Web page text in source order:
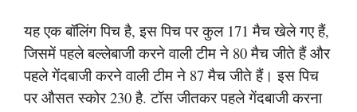
यह एक बॉलिंग पिच है, इस पिच पर कुल 171 मैच खेले गए हैं,
जिसमें पहले बल्लेबाजी करने वाली टीम ने 80 मैच जीते हैं और
पहले गेंदबाजी करने वाली टीम ने 87 मैच जीते हैं। इस पिच
पर औसत स्कोर 230 है. टॉस जीतकर पहले गेंदबाजी करना